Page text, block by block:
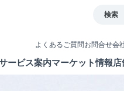
検索
よくあるご質問お問合せ会
ービス案内マーケット情報